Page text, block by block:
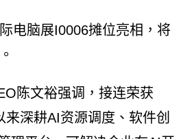
电脑展I0006摊位亮相，将
陈文裕强调，接连荣获
深耕AI资源调度、软件创